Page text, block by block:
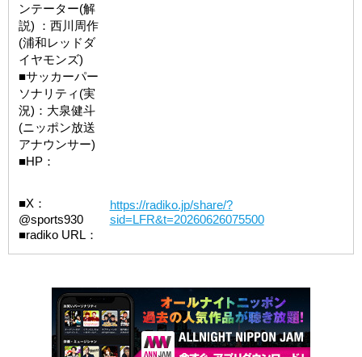
ンテーター(解
説) ：西川周作
(浦和レッドダ
イヤモンズ)
■サッカーパー
ソナリティ(実
況)：大泉健斗
(ニッポン放送
アナウンサー)
■HP：
■X：
@sports930
■radiko URL：
https://radiko.jp/share/?
sid=LFR&t=20260626075500